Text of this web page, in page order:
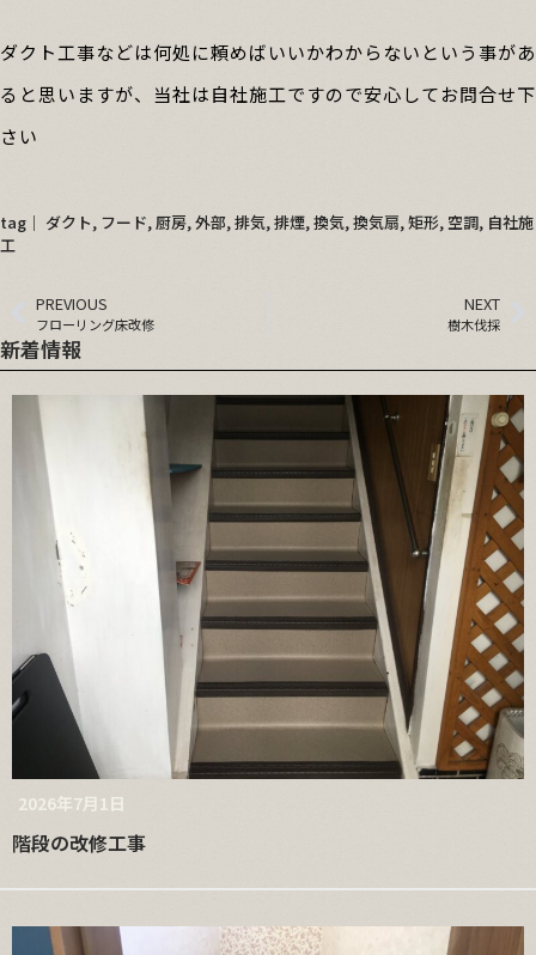
ダクト工事などは何処に頼めばいいかわからないという事があ
ると思いますが、当社は自社施工ですので安心してお問合せ下
さい
tag│ ダクト, フード, 厨房, 外部, 排気,排煙, 換気, 換気扇, 矩形, 空調, 自社施
工
PREVIOUS
フローリング床改修
NEXT
樹木伐採
新着情報
2026年7月1日
階段の改修工事